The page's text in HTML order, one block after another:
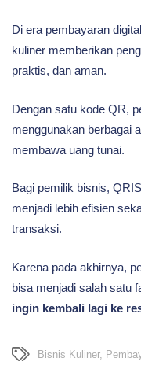
Di era pembayaran
kuliner memberikan
praktis, dan aman.
Dengan satu kode QR,
menggunakan berbagai
membawa uang tunai.
Bagi pemilik bisnis,
menjadi lebih efisien
transaksi.
Karena pada akhirnya,
bisa menjadi salah satu
ingin kembali lagi ke
Bisnis Kuliner,